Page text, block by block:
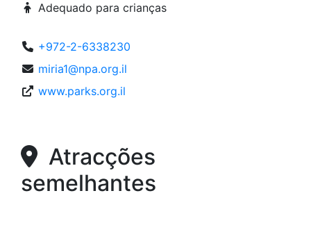
Adequado para crianças
+972-2-6338230
miria1@npa.org.il
www.parks.org.il
Atracções
semelhantes